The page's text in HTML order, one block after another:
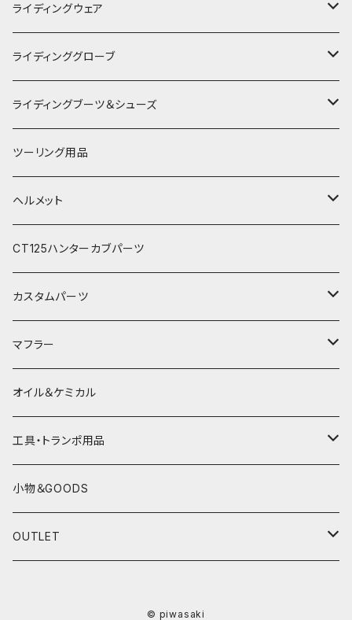
KUSHITANI
RSタイチ
アルパインスターズ
アライヘルメット
SHOEI
OGKカブト
HJC
ライディングウェア
春夏ライディングジャケット
春夏ライディングパンツ
秋冬ライディングジャケット
電熱ウェア
秋冬ライディングパンツ
秋冬防寒インナーウェア
レザーウェア
プロテクター＆小物
電熱ウェア
インナーウェア
グローブ
ライディンググローブ
オールシーズングローブ
メッシュグローブ
秋冬防風防寒グローブ
電熱グローブ
ライディングブーツ＆シューズ
ライディングブーツ
ライディングシューズ
ツーリング用品
ヘルメット
フルフェイスヘルメット
オープンフェイスヘルメット
パーツ&小物
CT125ハンターカブパーツ
カスタムパーツ
HONDA
YAMAHA
SUZUKI
KAWASAKI
外装パーツ
マフラー
HONDA
YAMAHA
SUZUKI
KAWASAKI
オイル＆ケミカル
工具・トランポ用品
充電器
小物＆GOODS
OUTLET
© piwasaki